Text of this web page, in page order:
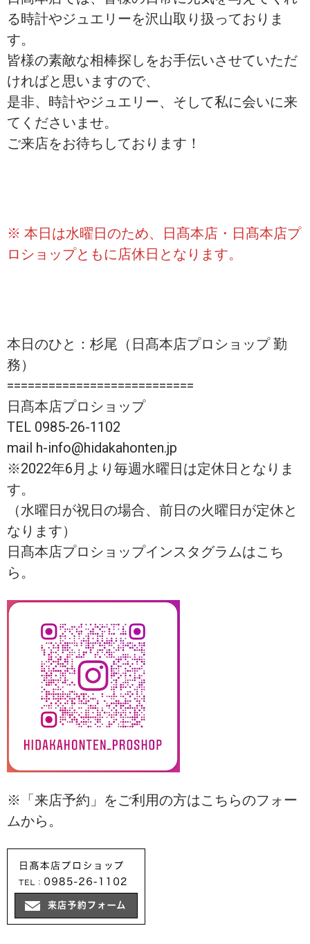
る時計やジュエリーを沢山取り扱っておりま
す。
皆様の素敵な相棒探しをお手伝いさせていただ
ければと思いますので、
是非、時計やジュエリー、そして私に会いに来
てくださいませ。
ご来店をお待ちしております！
※ 本日は水曜日のため、日髙本店・日髙本店プ
ロショップともに店休日となります。
本日のひと：杉尾（日髙本店プロショップ 勤
務）
===========================
日髙本店プロショップ
TEL 0985-26-1102
mail h-info@hidakahonten.jp
※2022年6月より毎週水曜日は定休日となりま
す。
（水曜日が祝日の場合、前日の火曜日が定休と
なります）
日髙本店プロショップインスタグラムはこち
ら。
※「来店予約」をご利用の方はこちらのフォー
ムから。